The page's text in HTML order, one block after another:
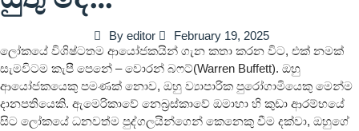
Byeditor
February 19, 2025
ලෝකයේ විශිෂ්ටතම ආයෝජකයින් ගැන කතා කරන විට, එක් නමක්
සැමවිටම කැපී පෙනේ – වොරන් බෆට්(Warren Buffett). ඔහු
ආයෝජකයෙකු පමණක් නොව, ඔහු ව්‍යාපාරික පුරෝගාමියෙකු මෙන්ම
දානපතියෙකි. ඇමෙරිකාවේ නෙබ්‍රස්කාවේ ඔමාහා හි කුඩා ආරම්භයේ
සිට ලෝකයේ ධනවත්ම පුද්ගලයින්ගෙන් කෙනෙකු වීම දක්වා, ඔහුගේ